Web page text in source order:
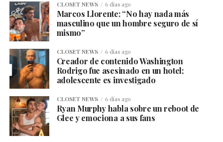
CLOSET NEWS 6 días ago
Marcos Llorente: “No hay nada más
masculino que un hombre seguro de sí
mismo”
CLOSET NEWS 6 días ago
Creador de contenido Washington
Rodrigo fue asesinado en un hotel;
adolescente es investigado
CLOSET NEWS 6 días ago
Ryan Murphy habla sobre un reboot de
Glee y emociona a sus fans